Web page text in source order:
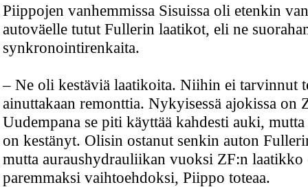
Piippojen vanhemmissa Sisuissa oli etenkin
autoväelle tutut Fullerin laatikot, eli ne
synkronointirenkaita.
– Ne oli kestäviä laatikoita. Niihin ei tarvinnut
ainuttakaan remonttia. Nykyisessä ajokissa on
Uudempana se piti käyttää kahdesti auki, mutta
on kestänyt. Olisin ostanut senkin auton
mutta auraushydrauliikan vuoksi ZF:n laatikko
paremmaksi vaihtoehdoksi, Piippo toteaa.